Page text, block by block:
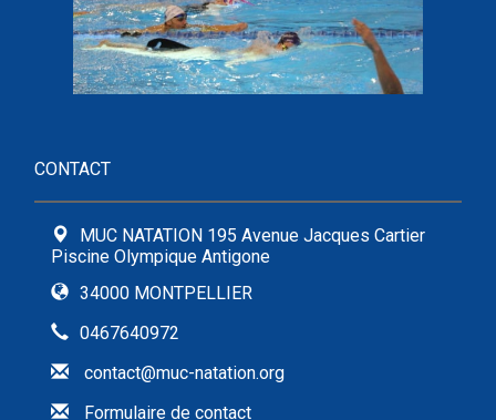
CONTACT
MUC NATATION 195 Avenue Jacques Cartier
Piscine Olympique Antigone
34000 MONTPELLIER
0467640972
contact@muc-natation.org
Formulaire de contact